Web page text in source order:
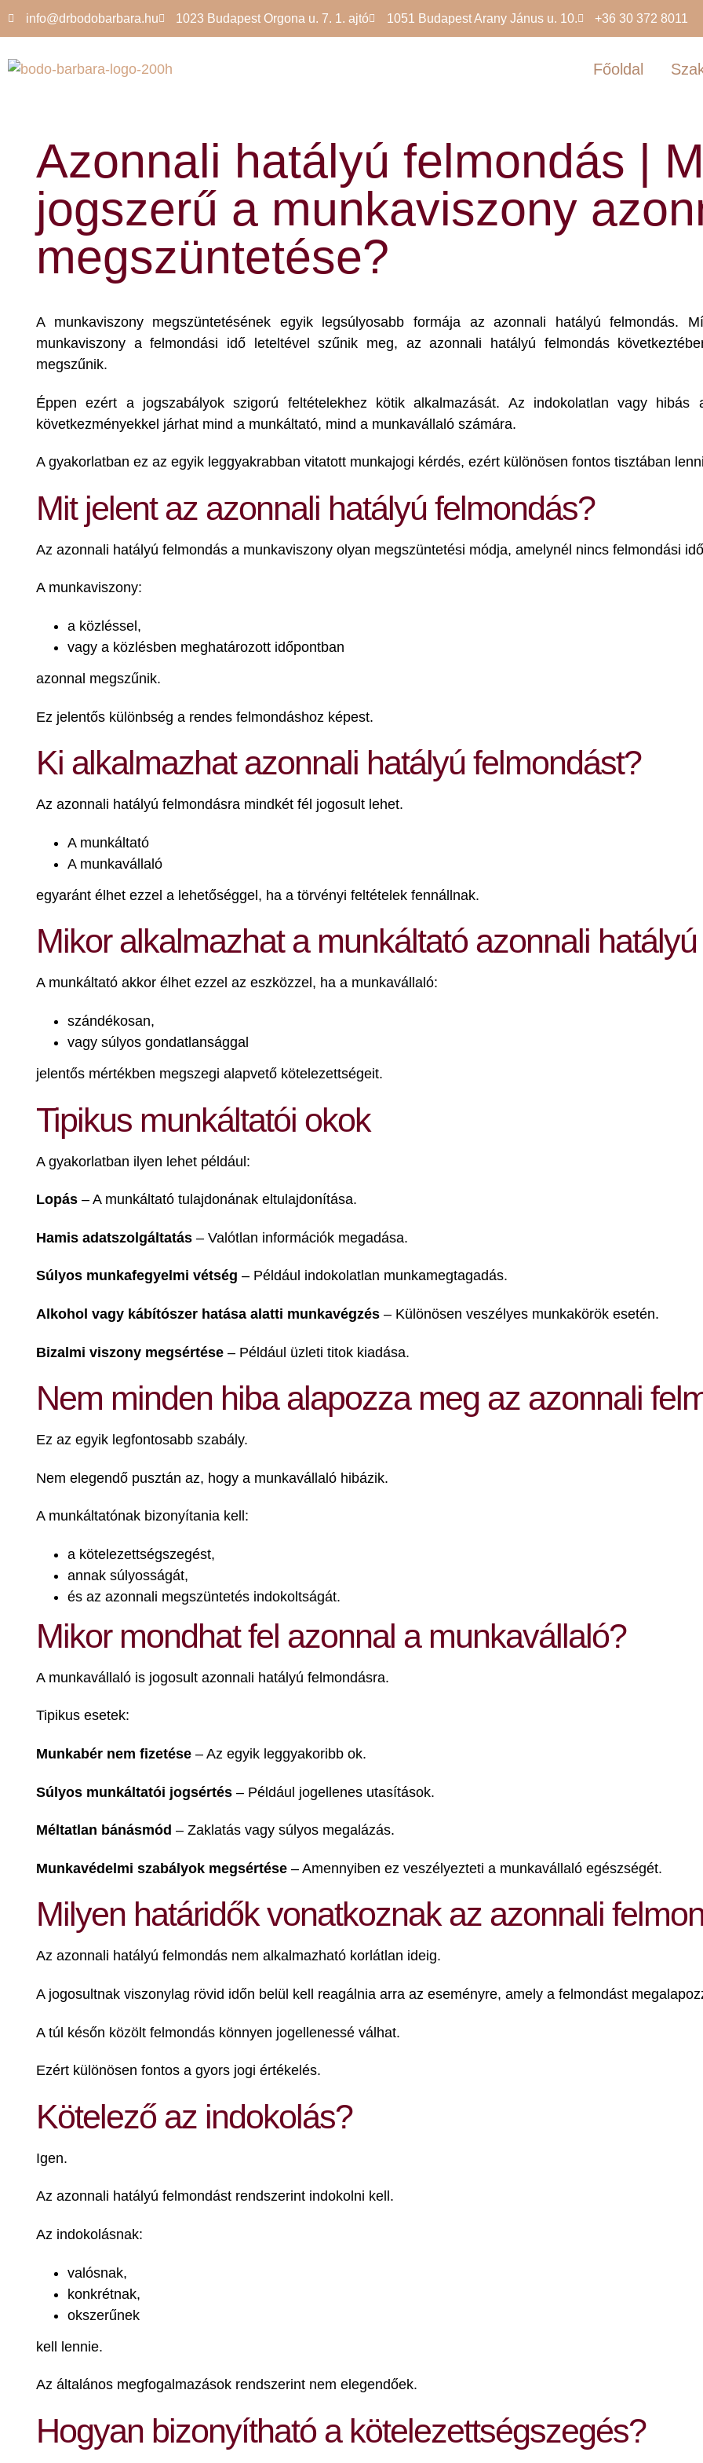
info@drbodobarbara.hu 1023 Budapest Orgona u. 7. 1. ajtó 1051 Budapest Arany Jánus u. 10. +36 30 372 8011
Főoldal
Azonnali hatályú felmondás |
jogszerű a munkaviszony
megszüntetése?
A munkaviszony megszüntetésének egyik legsúlyosabb formája az azonnali hatályú felmondás.
munkaviszony a felmondási idő leteltével szűnik meg, az azonnali hatályú felmondás
megszűnik.
Éppen ezért a jogszabályok szigorú feltételekhez kötik alkalmazását. Az indokolatlan vagy hibás
következményekkel járhat mind a munkáltató, mind a munkavállaló számára.
A gyakorlatban ez az egyik leggyakrabban vitatott munkajogi kérdés, ezért különösen fontos tisztában
Mit jelent az azonnali hatályú felmondás?
Az azonnali hatályú felmondás a munkaviszony olyan megszüntetési módja, amelynél nincs felmondási
A munkaviszony:
a közléssel,
vagy a közlésben meghatározott időpontban
azonnal megszűnik.
Ez jelentős különbség a rendes felmondáshoz képest.
Ki alkalmazhat azonnali hatályú felmondást?
Az azonnali hatályú felmondásra mindkét fél jogosult lehet.
A munkáltató
A munkavállaló
egyaránt élhet ezzel a lehetőséggel, ha a törvényi feltételek fennállnak.
Mikor alkalmazhat a munkáltató azonnali
A munkáltató akkor élhet ezzel az eszközzel, ha a munkavállaló:
szándékosan,
vagy súlyos gondatlansággal
jelentős mértékben megszegi alapvető kötelezettségeit.
Tipikus munkáltatói okok
A gyakorlatban ilyen lehet például:
Lopás – A munkáltató tulajdonának eltulajdonítása.
Hamis adatszolgáltatás – Valótlan információk megadása.
Súlyos munkafegyelmi vétség – Például indokolatlan munkamegtagadás.
Alkohol vagy kábítószer hatása alatti munkavégzés – Különösen veszélyes munkakörök esetén.
Bizalmi viszony megsértése – Például üzleti titok kiadása.
Nem minden hiba alapozza meg az azonnali
Ez az egyik legfontosabb szabály.
Nem elegendő pusztán az, hogy a munkavállaló hibázik.
A munkáltatónak bizonyítania kell:
a kötelezettségszegést,
annak súlyosságát,
és az azonnali megszüntetés indokoltságát.
Mikor mondhat fel azonnal a munkavállaló?
A munkavállaló is jogosult azonnali hatályú felmondásra.
Tipikus esetek:
Munkabér nem fizetése – Az egyik leggyakoribb ok.
Súlyos munkáltatói jogsértés – Például jogellenes utasítások.
Méltatlan bánásmód – Zaklatás vagy súlyos megalázás.
Munkavédelmi szabályok megsértése – Amennyiben ez veszélyezteti a munkavállaló egészségét.
Milyen határidők vonatkoznak az azonnali
Az azonnali hatályú felmondás nem alkalmazható korlátlan ideig.
A jogosultnak viszonylag rövid időn belül kell reagálnia arra az eseményre, amely a felmondást
A túl későn közölt felmondás könnyen jogellenessé válhat.
Ezért különösen fontos a gyors jogi értékelés.
Kötelező az indokolás?
Igen.
Az azonnali hatályú felmondást rendszerint indokolni kell.
Az indokolásnak:
valósnak,
konkrétnak,
okszerűnek
kell lennie.
Az általános megfogalmazások rendszerint nem elegendőek.
Hogyan bizonyítható a kötelezettségszegés?